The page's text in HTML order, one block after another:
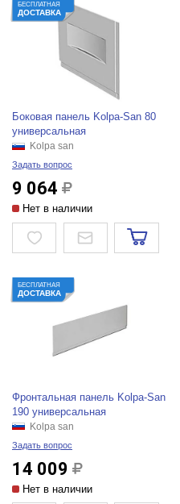
БЕСПЛАТНАЯ
ДОСТАВКА
Боковая панель Kolpa-San 80
универсальная
Kolpa san
Задать вопрос
9 064
Нет в наличии
БЕСПЛАТНАЯ
ДОСТАВКА
Фронтальная панель Kolpa-San
190 универсальная
Kolpa san
Задать вопрос
14 009
Нет в наличии